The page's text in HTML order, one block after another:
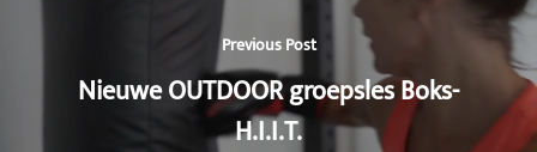
Previous Post
Nieuwe OUTDOOR groepsles Boks-
H.I.I.T.